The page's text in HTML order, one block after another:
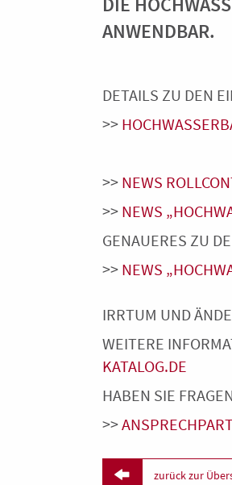
ANWENDBAR.
DETAILS ZU DEN
>>
>> NEWS
>> NEWS
GENAUERES ZU
>> NEWS
IRRTUM UND
WEITERE
KATALOG.DE
HABEN SIE
>>
 zurück zur